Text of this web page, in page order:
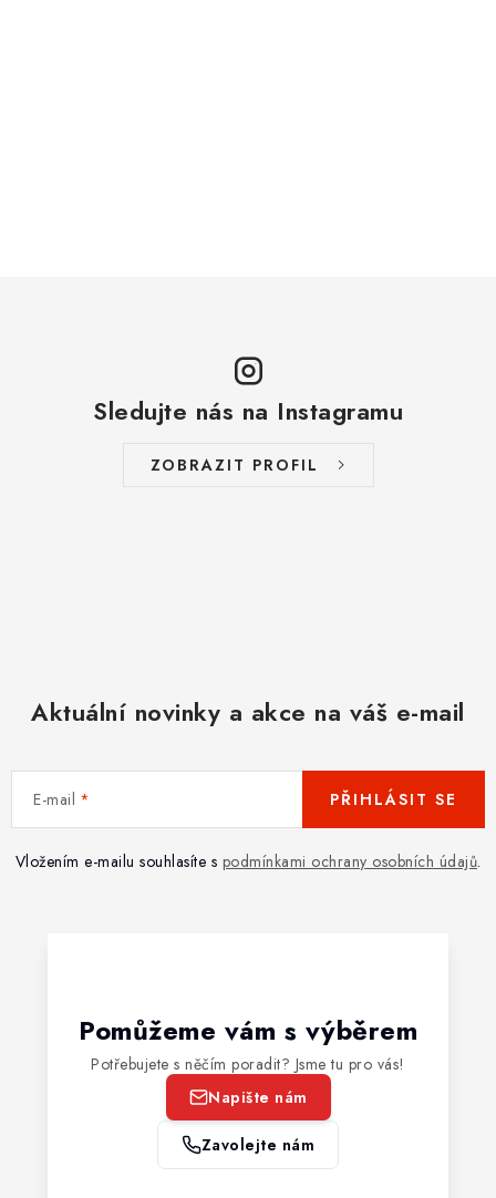
Sledujte nás na Instagramu
ZOBRAZIT PROFIL
Aktuální novinky a akce na váš e-mail
E-mail
Vložením e-mailu souhlasíte s podmínkami ochrany osobních údajů.
PŘIHLÁSIT SE
Pomůžeme vám s výběrem
Potřebujete s něčím poradit? Jsme tu pro vás!
Napište nám
Zavolejte nám